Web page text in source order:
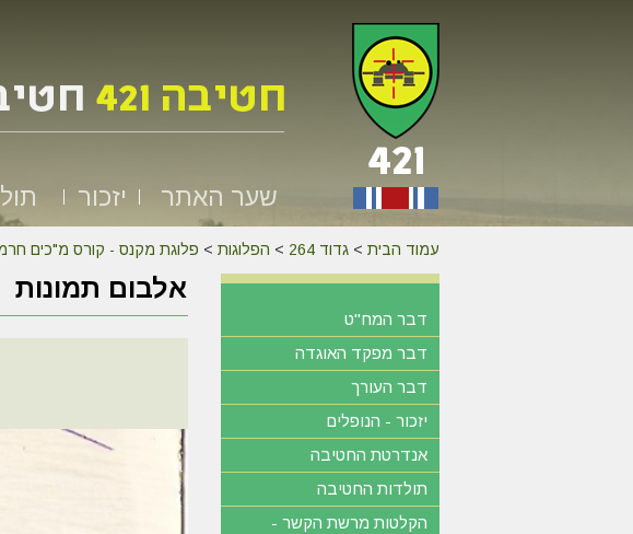
שער האתר יזכור
עמוד הבית >גדוד 264 > הפלוגות > פלוגת מקנס - קורס מ"כים
אלבום תמונות
דבר המח"ט
דבר מפקד האוגדה
דבר העורך
יזכור - הנופלים
אנדרטת החטיבה
תולדות החטיבה
הקלטות מרשת הקשר -